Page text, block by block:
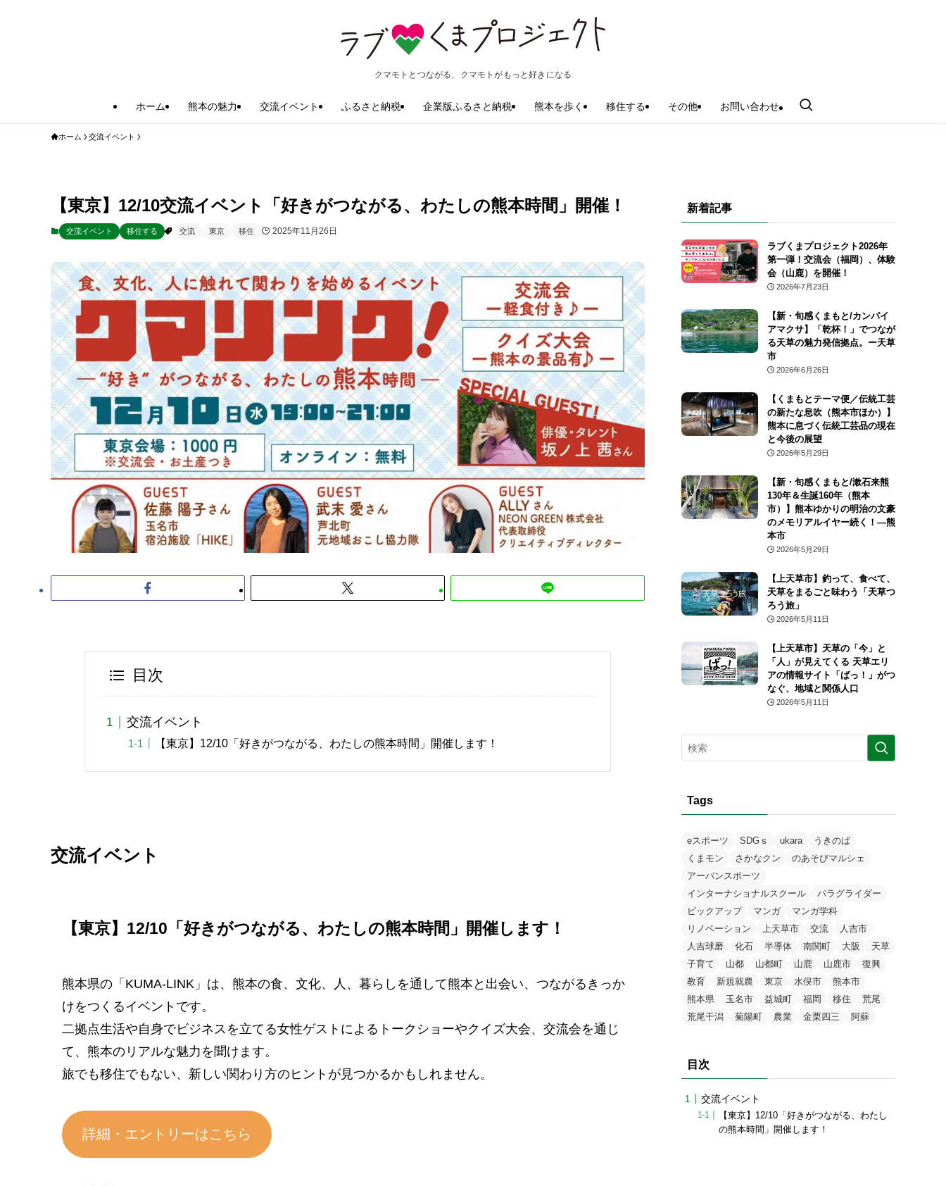
クマモトとつながる、クマモトがもっと好きになる
ホーム 熊本の魅力 交流イベント ふるさと納税 企業版ふるさと納税 熊本を歩く 移住する その他 お問い合わせ
ホーム 交流イベント
【東京】12/10交流イベント「好きがつながる、わたしの熊本時間」開催！
交流イベント 移住する 交流 東京 移住 2025年11月26日
目次
交流イベント
【東京】12/10「好きがつながる、わたしの熊本時間」開催します！
交流イベント
【東京】12/10「好きがつながる、わたしの熊本時間」開催します！
熊本県の「KUMA-LINK」は、熊本の食、文化、人、暮らしを通して熊本と出会い、つながるきっか
けをつくるイベントです。
二拠点生活や自身でビジネスを立てる女性ゲストによるトークショーやクイズ大会、交流会を通じ
て、熊本のリアルな魅力を聞けます。
旅でも移住でもない、新しい関わり方のヒントが見つかるかもしれません。
詳細・エントリーはこちら
新着記事
ラブくまプロジェクト2026年
第一弾！交流会（福岡）、体験
会（山鹿）を開催！
2026年7月23日
【新・旬感くまもと/カンパイ
アマクサ】「乾杯！」でつなが
る天草の魅力発信拠点。ー天草
市
2026年6月26日
【くまもとテーマ便／伝統工芸
の新たな息吹（熊本市ほか）】
熊本に息づく伝統工芸品の現在
と今後の展望
2026年5月29日
【新・旬感くまもと/漱石来熊
130年＆生誕160年（熊本
市）】熊本ゆかりの明治の文豪
のメモリアルイヤー続く！―熊
本市
2026年5月29日
【上天草市】釣って、食べて、
天草をまるごと味わう「天草つ
ろう旅」
2026年5月11日
【上天草市】天草の「今」と
「人」が見えてくる 天草エリ
アの情報サイト「ばっ！」がつ
なぐ、地域と関係人口
2026年5月11日
Tags
eスポーツ SDGｓ ukara
うきのば
くまモン
さかなクン
のあそびマルシェ
アーバンスポーツ
インターナショナルスクール
パラグライダー
ピックアップ
マンガ
マンガ学科
リノベーション
上天草市 交流
人吉市
人吉球磨
化石 半導体 南関町 大阪
天草
子育て
山都 山都町 山鹿 山鹿市
復興
教育
新規就農 東京 水俣市
熊本市
熊本県
玉名市 益城町 福岡 移住
荒尾
荒尾干潟
菊陽町 農業 金栗四三 阿蘇
目次
交流イベント
【東京】12/10「好きがつながる、わたし
の熊本時間」開催します！